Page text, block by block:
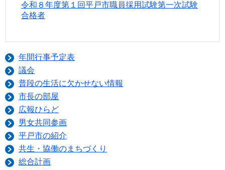
令和８年度第１回平戸市職員採用試験第一次試験
合格者
年間行事予定表
議会
普段の生活に欠かせない情報
市長の部屋
広報ひらど
男女共同参画
平戸市の紹介
共生・協働のまちづくり
総合計画